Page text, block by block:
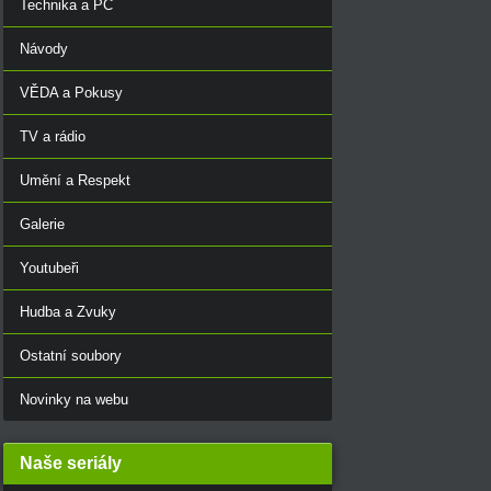
Technika a PC
Návody
VĚDA a Pokusy
TV a rádio
Umění a Respekt
Galerie
Youtubeři
Hudba a Zvuky
Ostatní soubory
Novinky na webu
Naše seriály